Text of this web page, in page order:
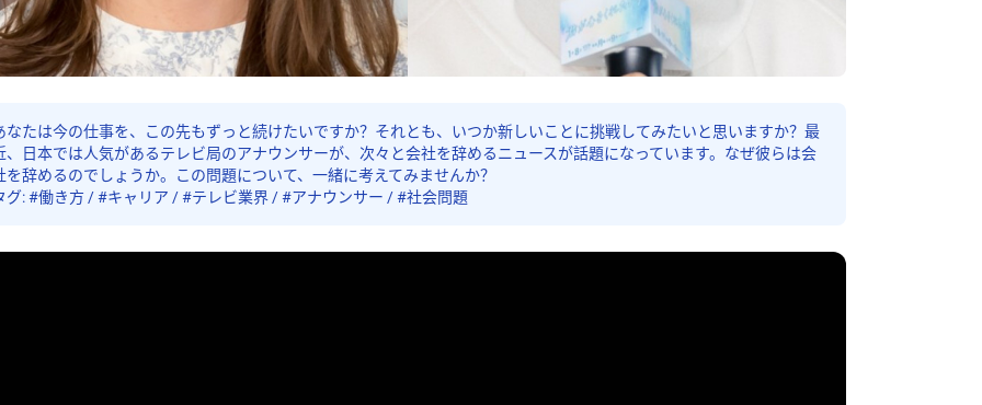
なたは今の仕事を、この先もずっと続けたいですか？それとも、いつか新しいことに挑戦してみたいと思いますか？最
、日本では人気があるテレビ局のアナウンサーが、次々と会社を辞めるニュースが話題になっています。なぜ彼らは会
を辞めるのでしょうか。この問題について、一緒に考えてみませんか？
グ: #働き方 / #キャリア / #テレビ業界 / #アナウンサー / #社会問題